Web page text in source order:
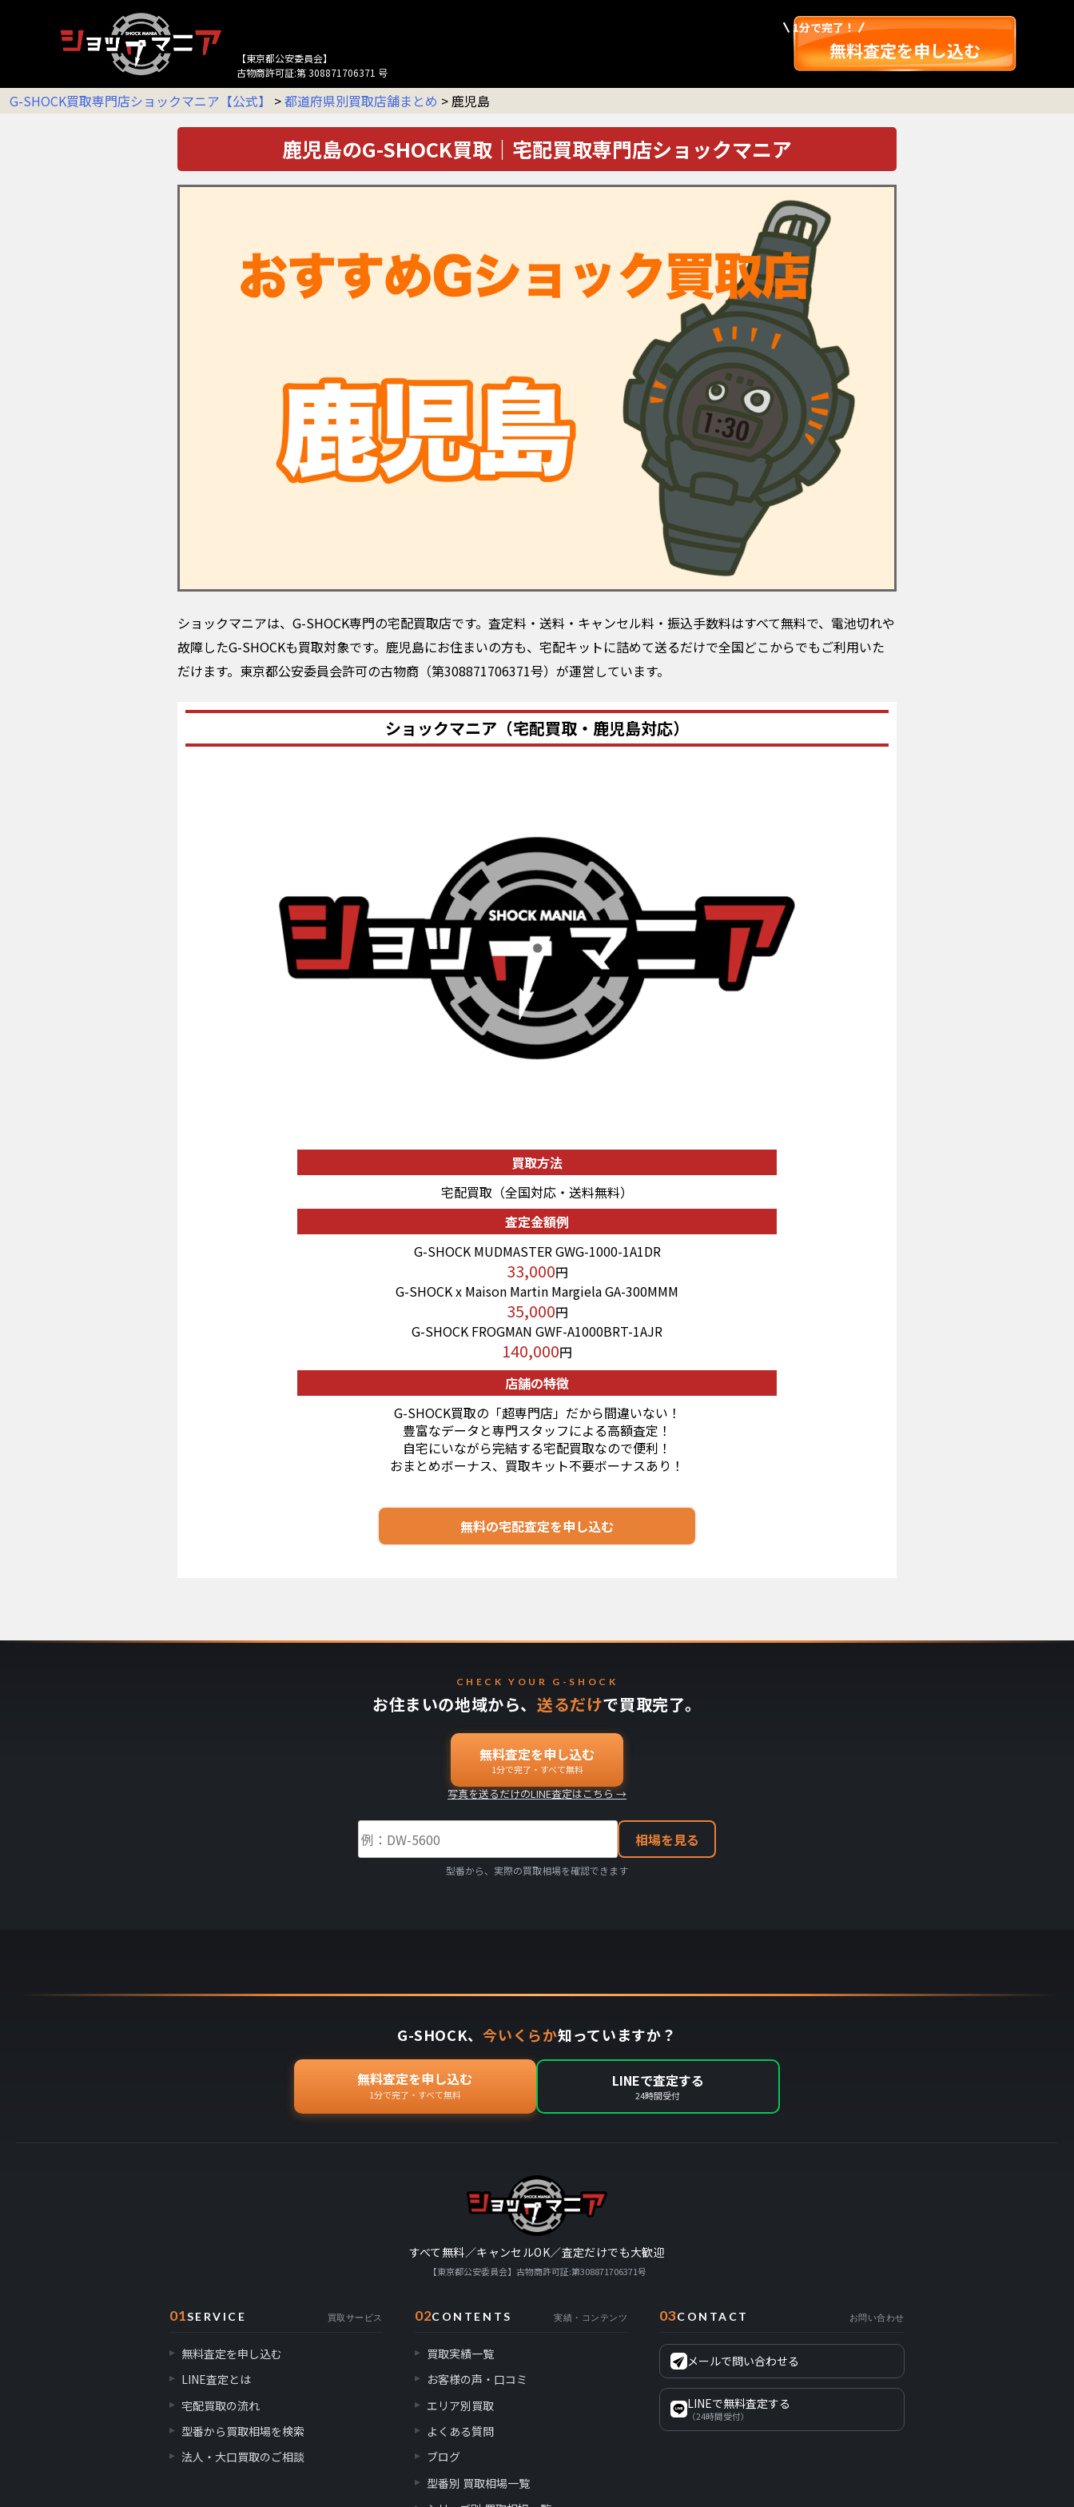
【東京都公安委員会】
古物商許可証:第 308871706371 号
1分で完了！
無料査定を申し込む
G-SHOCK買取専門店ショックマニア【公式】 >都道府県別買取店舗まとめ >鹿児島
鹿児島のG-SHOCK買取｜宅配買取専門店ショックマニア
ショックマニアは、G-SHOCK専門の宅配買取店です。査定料・送料・キャンセル料・振込手数料はすべて無料で、電池切れや
故障したG-SHOCKも買取対象です。鹿児島にお住まいの方も、宅配キットに詰めて送るだけで全国どこからでもご利用いた
だけます。東京都公安委員会許可の古物商（第308871706371号）が運営しています。
ショックマニア（宅配買取・鹿児島対応）
買取方法
宅配買取（全国対応・送料無料）
査定金額例
G-SHOCK MUDMASTER GWG-1000-1A1DR
33,000円
G-SHOCK x Maison Martin Margiela GA-300MMM
35,000円
G-SHOCK FROGMAN GWF-A1000BRT-1AJR
140,000円
店舗の特徴
G-SHOCK買取の「超専門店」だから間違いない！
豊富なデータと専門スタッフによる高額査定！
自宅にいながら完結する宅配買取なので便利！
おまとめボーナス、買取キット不要ボーナスあり！
無料の宅配査定を申し込む
CHECK YOUR G-SHOCK
お住まいの地域から、 送るだけで買取完了。
無料査定を申し込む
1分で完了・すべて無料
写真を送るだけのLINE査定はこちら →
相場を見る
型番から、実際の買取相場を確認できます
G-SHOCK、今いくらか知っていますか？
無料査定を申し込む
1分で完了・すべて無料
LINEで査定する
24時間受付
すべて無料／キャンセルOK／査定だけでも大歓迎
【東京都公安委員会】古物商許可証:第308871706371号
01SERVICE 買取サービス
無料査定を申し込む
LINE査定とは
宅配買取の流れ
型番から買取相場を検索
法人・大口買取のご相談
02CONTENTS 実績・コンテンツ
買取実績一覧
お客様の声・口コミ
エリア別買取
よくある質問
ブログ
型番別 買取相場一覧
03CONTACT お問い合わせ
メールで問い合わせる
LINEで無料査定する
（24時間受付）